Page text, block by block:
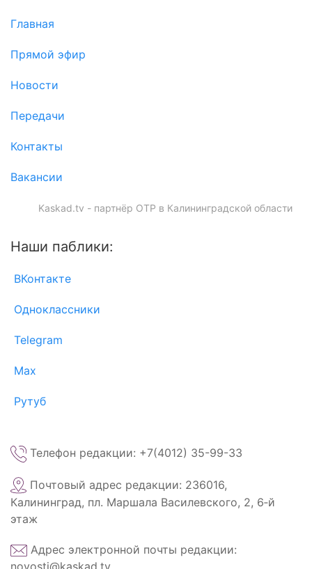
Главная
Прямой эфир
Новости
Передачи
Контакты
Вакансии
Kaskad.tv - партнёр ОТР в Калининградской области
Наши паблики:
ВКонтакте
Одноклассники
Telegram
Max
Рутуб
Телефон редакции: +7(4012) 35-99-33
Почтовый адрес редакции: 236016,
Калининград, пл. Маршала Василевского, 2, 6‑й
этаж
Адрес электронной почты редакции: